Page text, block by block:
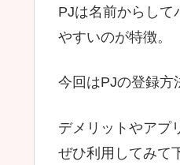
PJは名前からして
やすいのが特徴。
今回はPJの登録方
デメリットやアプ
ぜひ利用してみて